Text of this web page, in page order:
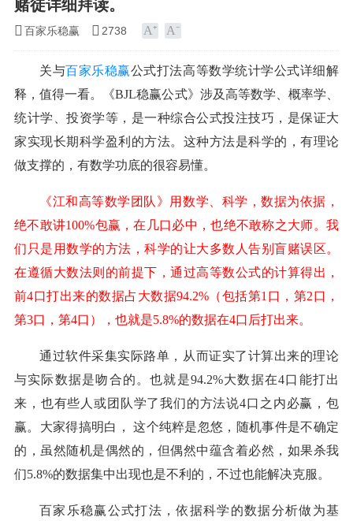
赌徒详细拜读。
百家乐稳赢 2738
关与百家乐稳赢公式打法高等数学统计学公式详细解
释，值得一看。《BJL稳赢公式》涉及高等数学、概率学、
统计学、投资学等，是一种综合公式投注技巧，是保证大
家实现长期科学盈利的方法。这种方法是科学的，有理论
做支撑的，有数学功底的很容易懂。
《江和高等数学团队》用数学、科学，数据为依据，
绝不敢讲100%包赢，在几口必中，也绝不敢称之大师。我
们只是用数学的方法，科学的让大多数人告别盲赌误区。
在遵循大数法则的前提下，通过高等数公式的计算得出，
前4口打出来的数据占大数据94.2%（包括第1口，第2口，
第3口，第4口），也就是5.8%的数据在4口后打出来。
通过软件采集实际路单，从而证实了计算出来的理论
与实际数据是吻合的。也就是94.2%大数据在4口能打出
来，也有些人或团队学了我们的方法说4口之内必赢，包
赢。大家得搞明白， 这个纯粹是忽悠，随机事件是不确定
的，虽然随机是偶然的，但偶然中蕴含着必然，如果杀我
们5.8%的数据集中出现也是不利的，不过也能解决克服。
百家乐稳赢公式打法，依据科学的数据分析做为基